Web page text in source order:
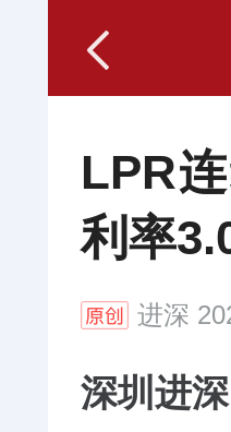
LPR
利率
进深
深圳进